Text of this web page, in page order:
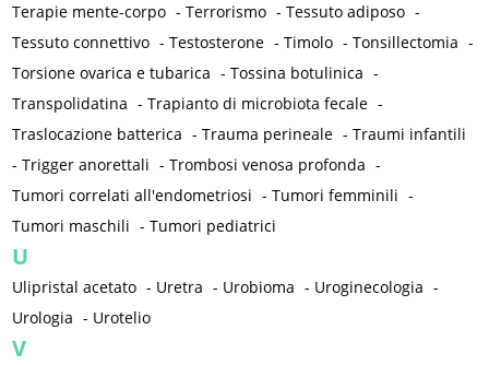
Terapie mente-corpo -Terrorismo -Tessuto adiposo -
Tessuto connettivo -Testosterone -Timolo -Tonsillectomia -
Torsione ovarica e tubarica -Tossina botulinica -
Transpolidatina -Trapianto di microbiota fecale -
Traslocazione batterica -Trauma perineale -Traumi infantili
-Trigger anorettali -Trombosi venosa profonda -
Tumori correlati all'endometriosi -Tumori femminili -
Tumori maschili -Tumori pediatrici
U
Ulipristal acetato - Uretra - Urobioma - Uroginecologia -
Urologia - Urotelio
V